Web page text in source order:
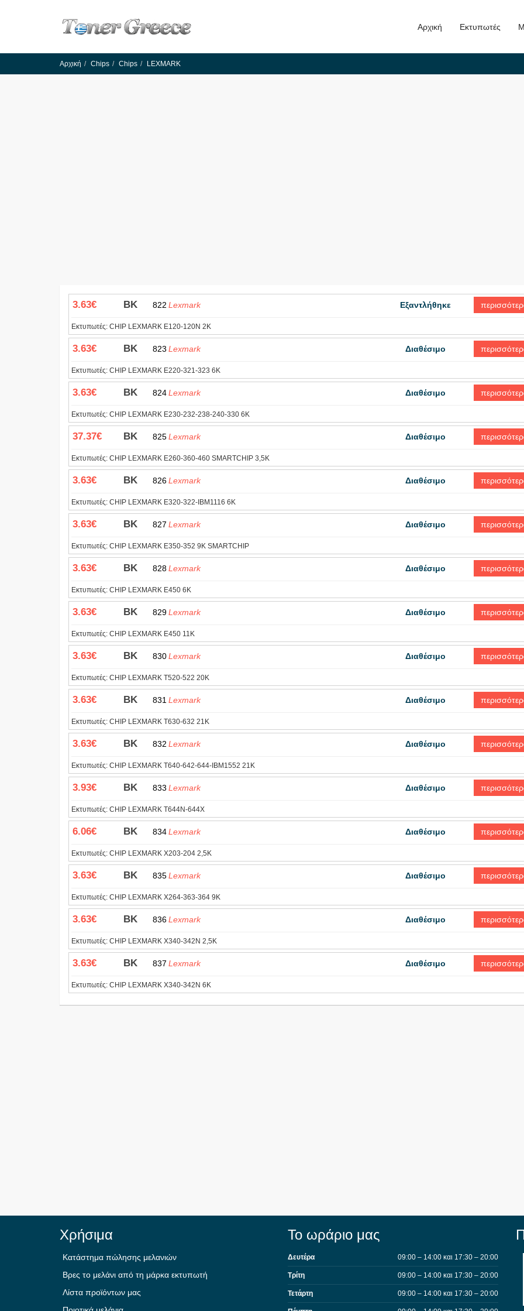
Αρχική Εκτυπωτές
Αρχική Chips Chips LEXMARK
3.63€ BK 822 Lexmark Εξαντλήθηκε
Εκτυπωτές: CHIP LEXMARK E120-120N 2K
3.63€ BK 823 Lexmark Διαθέσιμο
Εκτυπωτές: CHIP LEXMARK E220-321-323 6K
3.63€ BK 824 Lexmark Διαθέσιμο
Εκτυπωτές: CHIP LEXMARK E230-232-238-240-330 6K
37.37€ BK 825 Lexmark Διαθέσιμο
Εκτυπωτές: CHIP LEXMARK E260-360-460 SMARTCHIP 3,5K
3.63€ BK 826 Lexmark Διαθέσιμο
Εκτυπωτές: CHIP LEXMARK E320-322-IBM1116 6K
3.63€ BK 827 Lexmark Διαθέσιμο
Εκτυπωτές: CHIP LEXMARK E350-352 9K SMARTCHIP
3.63€ BK 828 Lexmark Διαθέσιμο
Εκτυπωτές: CHIP LEXMARK E450 6K
3.63€ BK 829 Lexmark Διαθέσιμο
Εκτυπωτές: CHIP LEXMARK E450 11K
3.63€ BK 830 Lexmark Διαθέσιμο
Εκτυπωτές: CHIP LEXMARK T520-522 20K
3.63€ BK 831 Lexmark Διαθέσιμο
Εκτυπωτές: CHIP LEXMARK T630-632 21K
3.63€ BK 832 Lexmark Διαθέσιμο
Εκτυπωτές: CHIP LEXMARK T640-642-644-IBM1552 21K
3.93€ BK 833 Lexmark Διαθέσιμο
Εκτυπωτές: CHIP LEXMARK T644N-644X
6.06€ BK 834 Lexmark Διαθέσιμο
Εκτυπωτές: CHIP LEXMARK X203-204 2,5K
3.63€ BK 835 Lexmark Διαθέσιμο
Εκτυπωτές: CHIP LEXMARK X264-363-364 9K
3.63€ BK 836 Lexmark Διαθέσιμο
Εκτυπωτές: CHIP LEXMARK X340-342N 2,5K
3.63€ BK 837 Lexmark Διαθέσιμο
Εκτυπωτές: CHIP LEXMARK X340-342N 6K
Χρήσιμα
Κατάστημα πώλησης μελανιών
Βρες το μελάνι από τη μάρκα εκτυπωτή
Λίστα προϊόντων μας
Το ωράριο μας
Δευτέρα 09:00 – 14:00 και 17:30 – 20:00
Τρίτη 09:00 – 14:00 και 17:30 – 20:00
Τετάρτη 09:00 – 14:00 και 17:30 – 20:00